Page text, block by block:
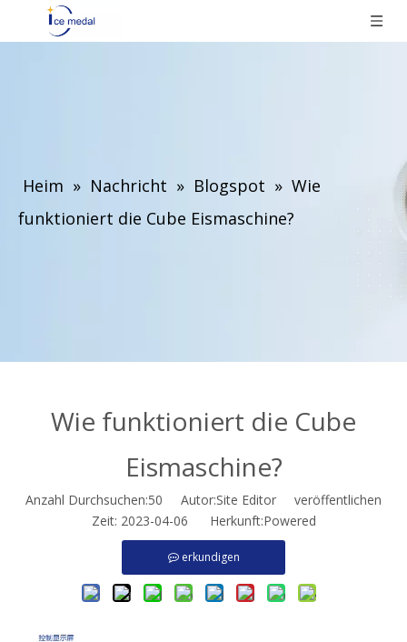
Heim » Nachricht » Blogspot » Wie
funktioniert die Cube Eismaschine?
Wie funktioniert die Cube
Eismaschine?
Anzahl Durchsuchen:50 Autor:Site Editor veröffentlichen
Zeit: 2023-04-06 Herkunft:Powered
erkundigen